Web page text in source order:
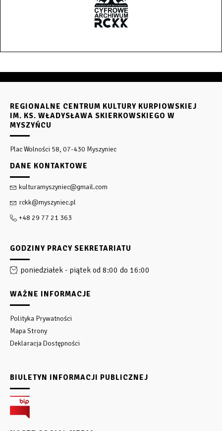
REGIONALNE CENTRUM KULTURY KURPIOWSKIEJ
IM. KS. WŁADYSŁAWA SKIERKOWSKIEGO W
MYSZYŃCU
Plac Wolności 58, 07-430 Myszyniec
DANE KONTAKTOWE
kulturamyszyniec@gmail.com
rckk@myszyniec.pl
+48 29 77 21 363
GODZINY PRACY SEKRETARIATU
poniedziałek - piątek od 8:00 do 16:00
WAŻNE INFORMACJE
Polityka Prywatności
Mapa Strony
Deklaracja Dostępności
BIULETYN INFORMACJI PUBLICZNEJ